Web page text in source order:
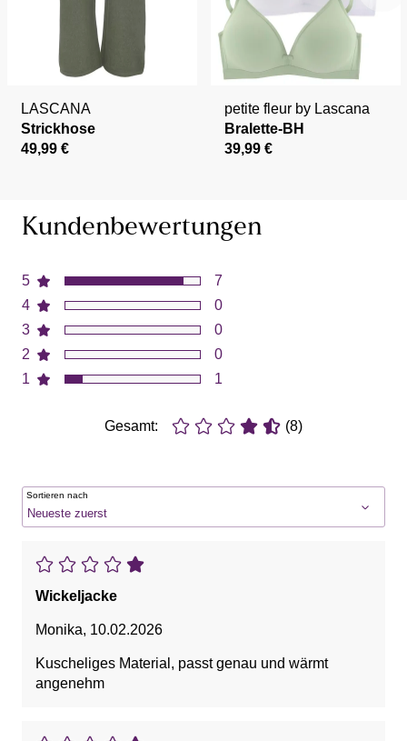
LASCANA
Strickhose
49,99 €
petite fleur by Lascana
Bralette-BH
39,99 €
Kundenbewertungen
5
4
3
2
1
7
0
0
0
1
Gesamt: (8)
Sortieren nach
Wickeljacke
Monika, 10.02.2026
Kuscheliges Material, passt genau und wärmt
angenehm